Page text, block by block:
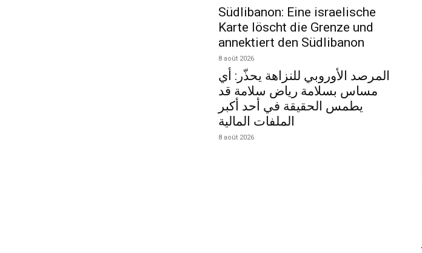
Südlibanon: Eine israelische
Karte löscht die Grenze und
annektiert den Südlibanon
8 août 2026
المرصد الأوروبي للنزاهة يحذّر: أي
مساس بسلامة رياض سلامة قد
يطمس الحقيقة في أحد أكبر
الملفات المالية
8 août 2026